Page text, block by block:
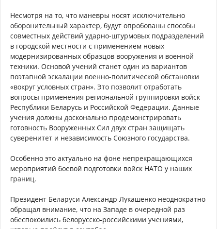
Несмотря на то, что маневры носят исключительно
оборонительный характер, будут опробованы способы
совместных действий ударно-штурмовых подразделений
в городской местности с применением новых
модернизированных образцов вооружения и военной
техники. Основой учений станет один из вариантов
поэтапной эскалации военно-политической обстановки
«вокруг условных стран». Это позволит отработать
вопросы применения региональной группировки войск
Республики Беларусь и Российской Федерации. Данные
учения должны досконально продемонстрировать
готовность Вооруженных Сил двух стран защищать
суверенитет и независимость Союзного государства.
Особенно это актуально на фоне непрекращающихся
мероприятий боевой подготовки войск НАТО у наших
границ.
Президент Беларуси Александр Лукашенко неоднократно
обращал внимание, что на Западе в очередной раз
обеспокоились белорусско-российскими учениями,